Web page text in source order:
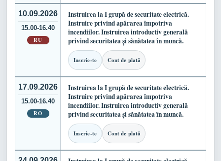
10.09.2026
15.00-16.40
RU
Instruirea la I grupă de securitate electrică.
Instruire privind apărarea împotriva
incendiilor. Instruirea introductiv generală
privind securitatea și sănătatea în muncă.
Inscrie-te Cont de plată
17.09.2026
15.00-16.40
RO
Instruirea la I grupă de securitate electrică.
Instruire privind apărarea împotriva
incendiilor. Instruirea introductiv generală
privind securitatea și sănătatea în muncă.
Inscrie-te Cont de plată